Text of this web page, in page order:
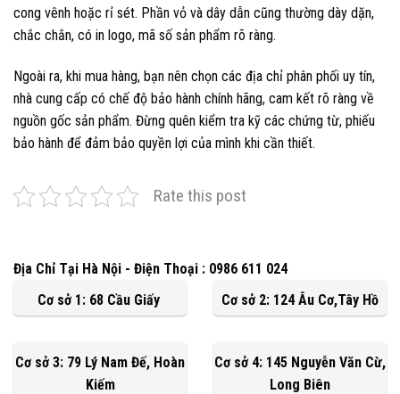
cong vênh hoặc rỉ sét. Phần vỏ và dây dẫn cũng thường dày dặn,
chắc chắn, có in logo, mã số sản phẩm rõ ràng.
Ngoài ra, khi mua hàng, bạn nên chọn các địa chỉ phân phối uy tín,
nhà cung cấp có chế độ bảo hành chính hãng, cam kết rõ ràng về
nguồn gốc sản phẩm. Đừng quên kiểm tra kỹ các chứng từ, phiếu
bảo hành để đảm bảo quyền lợi của mình khi cần thiết.
Rate this post
Địa Chỉ Tại Hà Nội - Điện Thoại : 0986 611 024
Cơ sở 1: 68 Cầu Giấy
Cơ sở 2: 124 Âu Cơ,Tây Hồ
Cơ sở 3: 79 Lý Nam Đế, Hoàn
Kiếm
Cơ sở 4: 145 Nguyễn Văn Cừ,
Long Biên